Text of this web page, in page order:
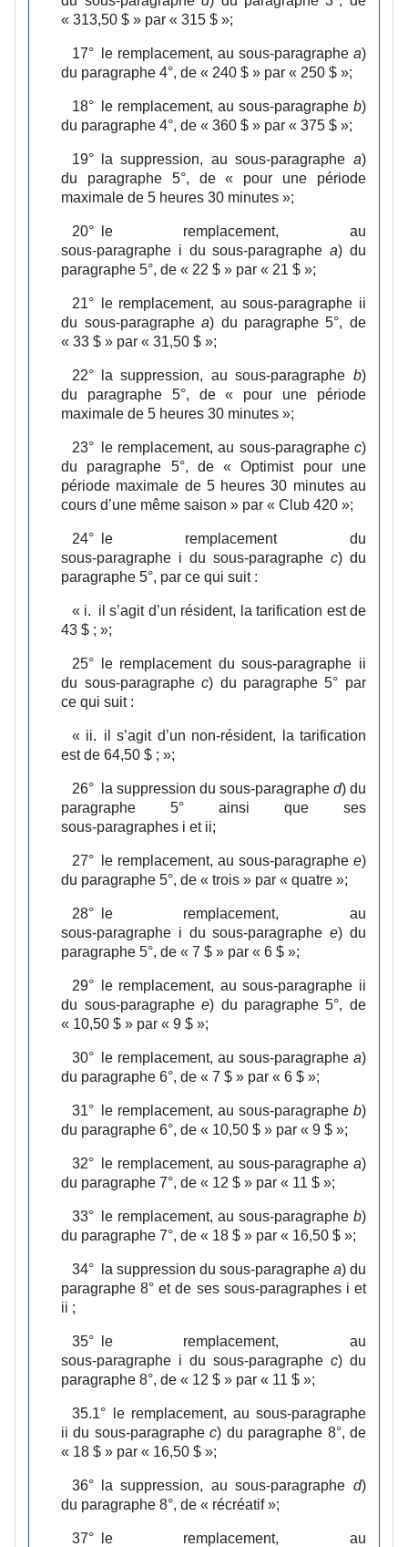
« 313,50 $ » par « 315 $ »;
17° le remplacement, au sous‑paragraphe a)
du paragraphe 4°, de « 240 $ » par « 250 $ »;
18° le remplacement, au sous‑paragraphe b)
du paragraphe 4°, de « 360 $ » par « 375 $ »;
19° la suppression, au sous‑paragraphe a)
du paragraphe 5°, de « pour une période
maximale de 5 heures 30 minutes »;
20° le remplacement, au
sous‑paragraphe i du sous‑paragraphea) du
paragraphe 5°, de « 22 $ » par « 21 $ »;
21° le remplacement, au sous‑paragraphe ii
du sous‑paragraphea) du paragraphe 5°, de
« 33 $ » par « 31,50 $ »;
22° la suppression, au sous‑paragraphe b)
du paragraphe 5°, de « pour une période
maximale de 5 heures 30 minutes »;
23° le remplacement, au sous‑paragraphe c)
du paragraphe 5°, de « Optimist pour une
période maximale de 5 heures 30 minutes au
cours d’une même saison » par « Club 420 »;
24° le remplacement du
sous‑paragraphe i du sous‑paragraphe c) du
paragraphe 5°, par ce qui suit :
« i. il s’agit d’un résident, la tarification est de
43 $ ; »;
25° le remplacement du sous‑paragraphe ii
du sous‑paragraphec) du paragraphe 5° par
ce qui suit :
« ii. il s’agit d’un non‑résident, la tarification
est de 64,50 $ ; »;
26° la suppression du sous‑paragraphe d) du
paragraphe 5° ainsi que ses
sous‑paragraphes i et ii;
27° le remplacement, au sous‑paragraphe e)
du paragraphe 5°, de « trois » par « quatre »;
28° le remplacement, au
sous‑paragraphe i du sous‑paragraphee) du
paragraphe 5°, de « 7 $ » par « 6 $ »;
29° le remplacement, au sous‑paragraphe ii
du sous‑paragraphee) du paragraphe 5°, de
« 10,50 $ » par « 9 $ »;
30° le remplacement, au sous‑paragraphe a)
du paragraphe 6°, de « 7 $ » par « 6 $ »;
31° le remplacement, au sous‑paragraphe b)
du paragraphe 6°, de « 10,50 $ » par « 9 $ »;
32° le remplacement, au sous‑paragraphe a)
du paragraphe 7°, de « 12 $ » par « 11 $ »;
33° le remplacement, au sous‑paragraphe b)
du paragraphe 7°, de « 18 $ » par « 16,50 $ »;
34° la suppression du sous‑paragraphe a) du
paragraphe 8° et de ses sous‑paragraphes i et
ii ;
35° le remplacement, au
sous‑paragraphe i du sous‑paragraphe c) du
paragraphe 8°, de « 12 $ » par « 11 $ »;
35.1° le remplacement, au sous‑paragraphe
ii du sous‑paragraphec) du paragraphe 8°, de
« 18 $ » par « 16,50 $ »;
36° la suppression, au sous‑paragraphe d)
du paragraphe 8°, de « récréatif »;
37° le remplacement, au